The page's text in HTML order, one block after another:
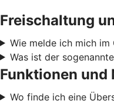
Freischaltung
Wie melde ich mich im
Was ist der
Funktionen und
Wo finde ich eine